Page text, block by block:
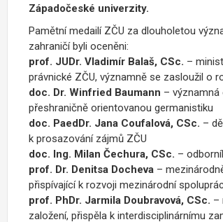
Západočeské univerzity.
Pamětní medailí ZČU za dlouholetou
zahraničí byli oceněni:
prof. JUDr. Vladimír Balaš, CSc. –
právnické ZČU, významně se zasloužil o
doc. Dr. Winfried Baumann –
přeshraničně orientovanou germanistiku
doc. PaedDr. Jana Coufalová, CSc. –
k prosazování zájmů ZČU
doc. Ing. Milan Čechura, CSc. –
prof. Dr. Denitsa Docheva –
přispívající k rozvoji mezinárodní
prof. PhDr. Jarmila Doubravová, CSc. –
založení, přispěla k interdisciplinárnímu